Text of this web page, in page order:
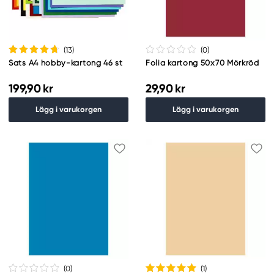
(13)
Sats A4 hobby-kartong 46 st
199,90 kr
Lägg i varukorgen
(0)
Folia kartong 50x70 Mörkröd
29,90 kr
Lägg i varukorgen
(0)
(1)